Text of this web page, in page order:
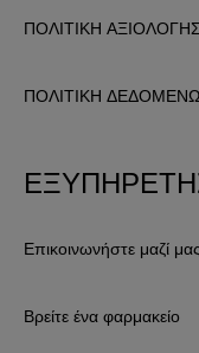
ΠΟΛΙΤΙΚΗ
ΠΟΛΙΤΙΚΗ
Επικοινωνήστε μαζί μας
Βρείτε ένα φαρμακείο